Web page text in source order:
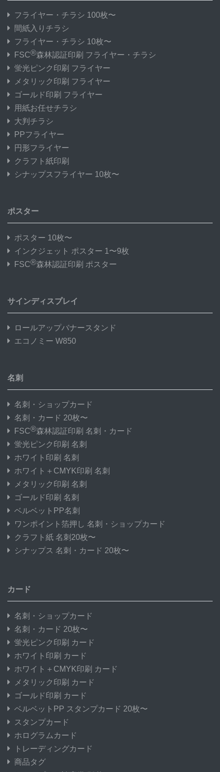
フライヤー・チラシ 100枚〜
間紙入りチラシ
フライヤー・チラシ 10枚〜
FSC®森林認証印刷 フライヤー・チラシ
蛍光ピンク印刷 フライヤー
メタリック印刷 フライヤー
ゴールド印刷 フライヤー
用紙お任せチラシ
大判チラシ
PPフライヤー
円形フライヤー
クラフト紙印刷
シナップスフライヤー 10枚〜
ポスター
ポスター 10枚〜
インクジェット ポスター 1〜9枚
FSC®森林認証印刷 ポスター
サインディスプレイ
ロールアップバナースタンド
エコノミー W850
名刺
名刺・ショップカード
名刺・カード 20枚〜
FSC®森林認証印刷 名刺・カード
蛍光ピンク印刷 名刺
ホワイト印刷 名刺
ホワイト＋CMYK印刷 名刺
メタリック印刷 名刺
ゴールド印刷 名刺
ベルベットPP名刺
ワンポイント箔押し 名刺・ショップカード
クラフト紙 名刺20枚〜
シナップス 名刺・カード 20枚〜
カード
名刺・ショップカード
名刺・カード 20枚〜
蛍光ピンク印刷 カード
ホワイト印刷 カード
ホワイト＋CMYK印刷 カード
メタリック印刷 カード
ゴールド印刷 カード
ベルベットPP スタンプカード 20枚〜
スタンプカード
ホログラムカード
トレーディングカード
商品タグ